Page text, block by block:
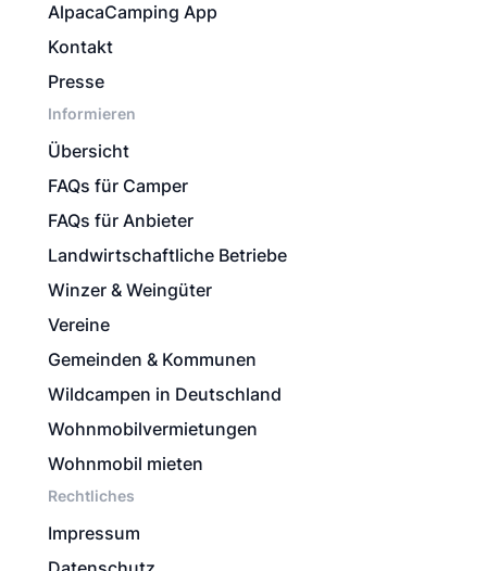
AlpacaCamping App
Kontakt
Presse
Informieren
Übersicht
FAQs für Camper
FAQs für Anbieter
Landwirtschaftliche Betriebe
Winzer & Weingüter
Vereine
Gemeinden & Kommunen
Wildcampen in Deutschland
Wohnmobilvermietungen
Wohnmobil mieten
Rechtliches
Impressum